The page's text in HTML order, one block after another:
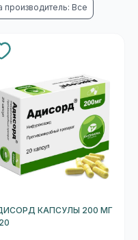
производитель: Все
КАПСУЛЫ 200 МГ